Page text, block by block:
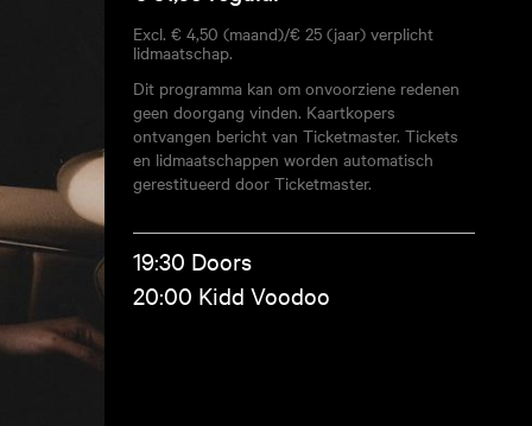
Excl. € 4,50 (maand)/€ 25 (jaar) verplicht
lidmaatschap.
Dit programma kan om onvoorziene redenen
geen doorgang vinden. Kaartkopers
ontvangen bericht van Ticketmaster. Tickets
en lidmaatschappen worden automatisch
gerestitueerd door Ticketmaster.
19:30 Doors
20:00 Kidd Voodoo